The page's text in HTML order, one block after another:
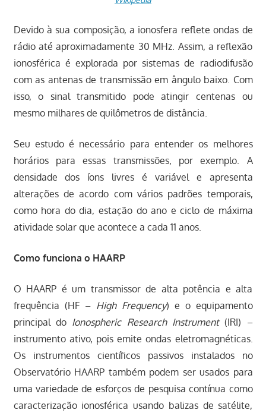
Devido à sua composição, a ionosfera reflete ondas de
rádio até aproximadamente 30 MHz. Assim, a reflexão
ionosférica é explorada por sistemas de radiodifusão
com as antenas de transmissão em ângulo baixo. Com
isso, o sinal transmitido pode atingir centenas ou
mesmo milhares de quilômetros de distância.
Seu estudo é necessário para entender os melhores
horários para essas transmissões, por exemplo. A
densidade dos íons livres é variável e apresenta
alterações de acordo com vários padrões temporais,
como hora do dia, estação do ano e ciclo de máxima
atividade solar que acontece a cada 11 anos.
Como funciona o HAARP
O HAARP é um transmissor de alta potência e alta
frequência (HF – High Frequency) e o equipamento
principal do Ionospheric Research Instrument(IRI) –
instrumento ativo, pois emite ondas eletromagnéticas.
Os instrumentos científicos passivos instalados no
Observatório HAARP também podem ser usados para
uma variedade de esforços de pesquisa contínua como
caracterização ionosférica usando balizas de satélite,